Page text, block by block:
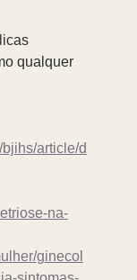
qualquer
article/d
na-
ginecol